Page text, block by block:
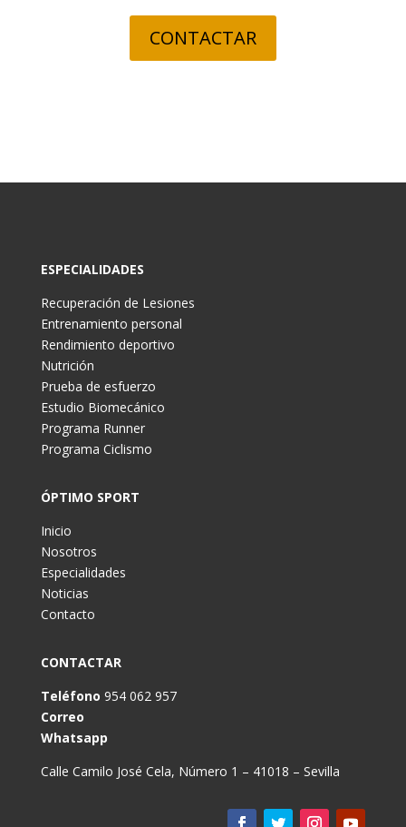
CONTACTAR
ESPECIALIDADES
Recuperación de Lesiones
Entrenamiento personal
Rendimiento deportivo
Nutrición
Prueba de esfuerzo
Estudio Biomecánico
Programa Runner
Programa Ciclismo
ÓPTIMO SPORT
Inicio
Nosotros
Especialidades
Noticias
Contacto
CONTACTAR
Teléfono 954 062 957
Correo
Whatsapp
Calle Camilo José Cela, Número 1 – 41018 – Sevilla